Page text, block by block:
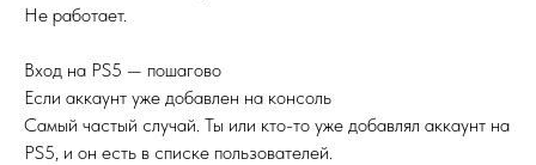
Не работает.
Вход на PS5 — пошагово
Если аккаунт уже добавлен на консоль
Самый частый случай. Ты или кто-то уже добавлял аккаунт на
PS5, и он есть в списке пользователей.